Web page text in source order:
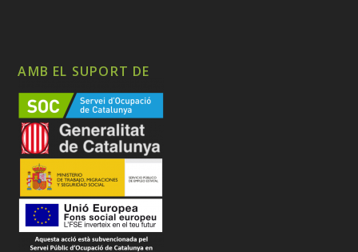
AMB EL SUPORT DE